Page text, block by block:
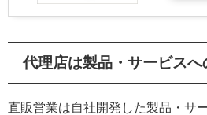
代理店は製品・サービスへ
直販営業は自社開発した製品・サ